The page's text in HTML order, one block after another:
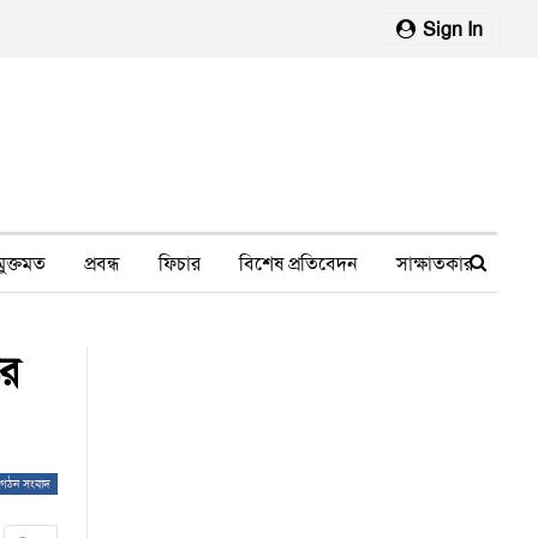
Sign In
প্রবন্ধ ফিচার বিশেষ প্রতিবেদন সাক্ষাতকার
সংবাদ